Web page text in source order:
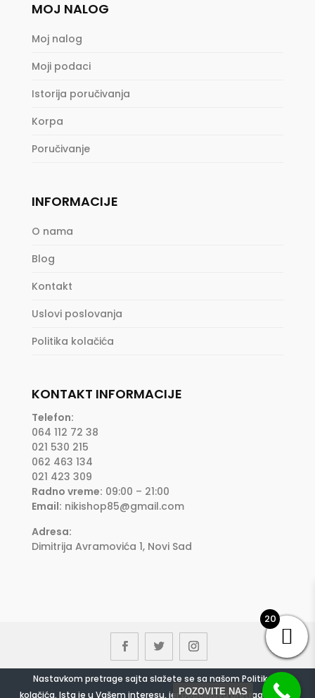
MOJ NALOG
Moj nalog
Moji podaci
Istorija poručivanja
Korpa
Poručivanje
INFORMACIJE
O nama
Blog
Kontakt
Uslovi poslovanja
Politika kolačića
KONTAKT INFORMACIJE
Telefon:
064 112 72 38
021 530 215
062 463 134
021 423 309
Radno vreme: 09:00 – 21:00
Email: nikishop85@gmail.com
Adresa:
Dimitrija Avramovića 1, Novi Sad
©Bebi oprema NIKI| Powered byAd Symphony
Nastavkom pretrage sajta slažete se sa našom Politikom
kolačića. Ista je u Vašem interesu, jer poboljšava pretragu sajta.
20
POZOVITE NAS